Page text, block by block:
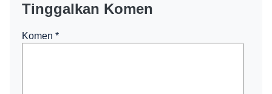
Tinggalkan Komen
Komen *